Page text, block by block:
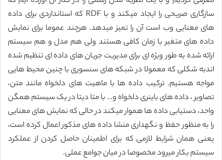
سازگاری صریحی را ایجاد میکند و با RDF که استانداردی برای داده
های معنایی وب است آن را تمیز میدهد. هرچند عموما برای نمایش
داده های متغیر با زمان کافی هستند ولی هم مدل و هم سیستم
ارائه شده به طور ویژه ای برای مدیریت جریان های داده ای تنظیم شده
اندبه شکلی که معمولا در شبکه های سنسوری با چنین محیط هایی
مواجه هستیم. ترکیب داده ها با ماهیت های دلخواه مانند متن،
تصاویر ، داده های باینری دلخواه و… با متا دیتا در یک سیستم همگن
واحد، دستیابی داده ها هموار میکند در حالی که نمایش های معنایی
را به منظور حفظ و نگهداری منشا داده های مذکور اعمال کرده است،
یعنی همان شرایط لازمی که برای اطمینان حاصل کردن از عملکرد
سیستم بکار میرود مخصوصا در میان جوامع عملی.